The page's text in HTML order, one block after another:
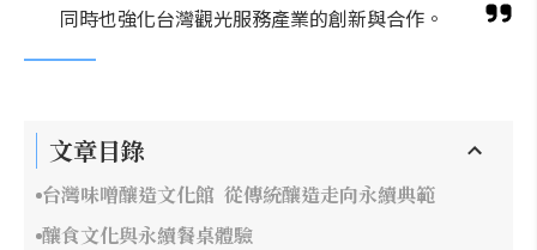
同時也強化台灣觀光服務產業的創新與合作。
文章目錄
台灣味噌釀造文化館 從傳統釀造走向永續典範
釀食文化與永續餐桌體驗